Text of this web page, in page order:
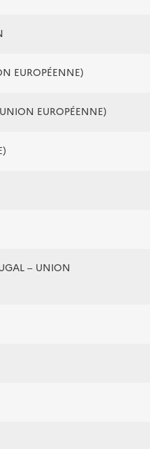
EUROPÉENNE)
EUROPÉENNE)
– UNION